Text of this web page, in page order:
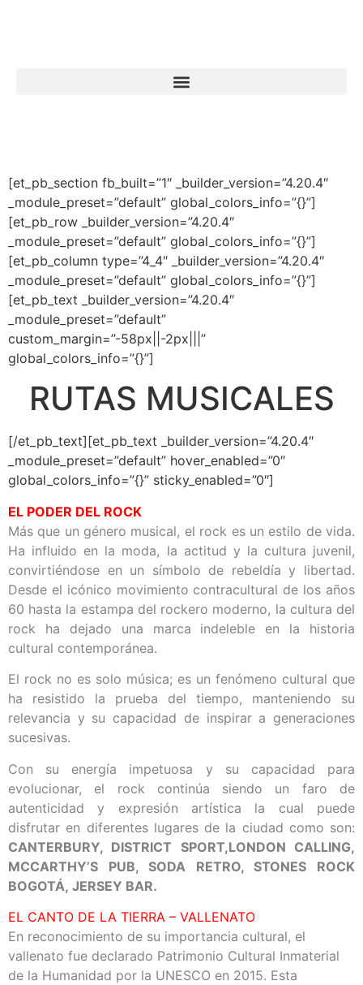
[et_pb_section fb_built=”1″ _builder_version=”4.20.4″
_module_preset=”default” global_colors_info=”{}”]
[et_pb_row _builder_version=”4.20.4″
_module_preset=”default” global_colors_info=”{}”]
[et_pb_column type=”4_4″ _builder_version=”4.20.4″
_module_preset=”default” global_colors_info=”{}”]
[et_pb_text _builder_version=”4.20.4″
_module_preset=”default”
custom_margin=”-58px||-2px|||”
global_colors_info=”{}”]
RUTAS MUSICALES
[/et_pb_text][et_pb_text _builder_version=”4.20.4″
_module_preset=”default” hover_enabled=”0″
global_colors_info=”{}” sticky_enabled=”0″]
EL PODER DEL ROCK
Más que un género musical, el rock es un estilo de vida.
Ha influido en la moda, la actitud y la cultura juvenil,
convirtiéndose en un símbolo de rebeldía y libertad.
Desde el icónico movimiento contracultural de los años
60 hasta la estampa del rockero moderno, la cultura del
rock ha dejado una marca indeleble en la historia
cultural contemporánea.
El rock no es solo música; es un fenómeno cultural que
ha resistido la prueba del tiempo, manteniendo su
relevancia y su capacidad de inspirar a generaciones
sucesivas.
Con su energía impetuosa y su capacidad para
evolucionar, el rock continúa siendo un faro de
autenticidad y expresión artística la cual puede
disfrutar en diferentes lugares de la ciudad como son:
CANTERBURY, DISTRICT SPORT,LONDON CALLING,
MCCARTHY’S PUB, SODA RETRO, STONES ROCK
BOGOTÁ, JERSEY BAR.
EL CANTO DE LA TIERRA – VALLENATO
En reconocimiento de su importancia cultural, el
vallenato fue declarado Patrimonio Cultural Inmaterial
de la Humanidad por la UNESCO en 2015. Esta